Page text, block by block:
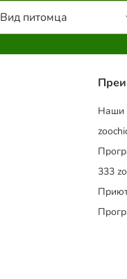
Вид питомца
Наши
333